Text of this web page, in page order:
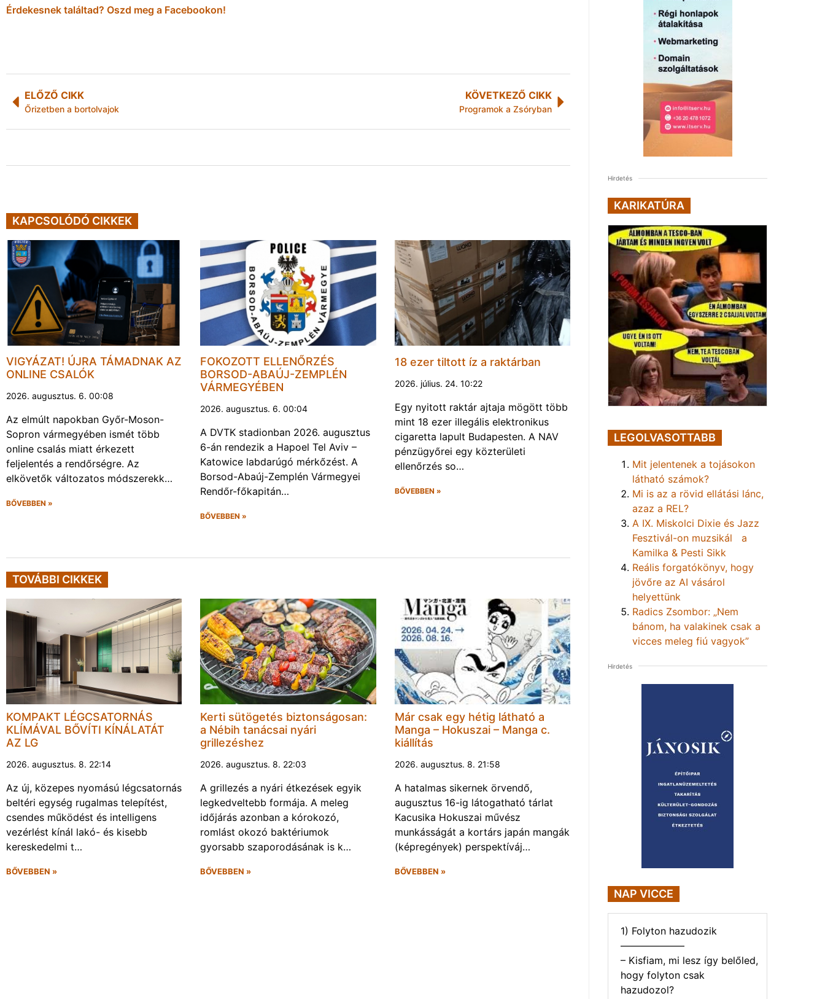
Érdekesnek találtad? Oszd meg a Facebookon!
ELŐZŐ CIKK
Őrizetben a bortolvajok
KÖVETKEZŐ CIKK
Programok a Zsóryban
KAPCSOLÓDÓ CIKKEK
VIGYÁZAT! ÚJRA TÁMADNAK AZ
ONLINE CSALÓK
2026. augusztus. 6. 00:08
Az elmúlt napokban Győr-Moson-
Sopron vármegyében ismét több
online csalás miatt érkezett
feljelentés a rendőrségre. Az
elkövetők változatos módszerekk…
BŐVEBBEN »
FOKOZOTT ELLENŐRZÉS
BORSOD-ABAÚJ-ZEMPLÉN
VÁRMEGYÉBEN
2026. augusztus. 6. 00:04
A DVTK stadionban 2026. augusztus
6-án rendezik a Hapoel Tel Aviv –
Katowice labdarúgó mérkőzést. A
Borsod-Abaúj-Zemplén Vármegyei
Rendőr-főkapitán…
BŐVEBBEN »
18 ezer tiltott íz a raktárban
2026. július. 24. 10:22
Egy nyitott raktár ajtaja mögött több
mint 18 ezer illegális elektronikus
cigaretta lapult Budapesten. A NAV
pénzügyőrei egy közterületi
ellenőrzés so…
BŐVEBBEN »
TOVÁBBI CIKKEK
KOMPAKT LÉGCSATORNÁS
KLÍMÁVAL BŐVÍTI KÍNÁLATÁT
AZ LG
2026. augusztus. 8. 22:14
Az új, közepes nyomású légcsatornás
beltéri egység rugalmas telepítést,
csendes működést és intelligens
vezérlést kínál lakó- és kisebb
kereskedelmi t…
BŐVEBBEN »
Kerti sütögetés biztonságosan:
a Nébih tanácsai nyári
grillezéshez
2026. augusztus. 8. 22:03
A grillezés a nyári étkezések egyik
legkedveltebb formája. A meleg
időjárás azonban a kórokozó,
romlást okozó baktériumok
gyorsabb szaporodásának is k…
BŐVEBBEN »
Már csak egy hétig látható a
Manga – Hokuszai – Manga c.
kiállítás
2026. augusztus. 8. 21:58
A hatalmas sikernek örvendő,
augusztus 16-ig látogatható tárlat
Kacusika Hokuszai művész
munkásságát a kortárs japán mangák
(képregények) perspektíváj…
BŐVEBBEN »
Hirdetés
KARIKATÚRA
LEGOLVASOTTABB
Mit jelentenek a tojásokon
látható számok?
Mi is az a rövid ellátási lánc,
azaz a REL?
A IX. Miskolci Dixie és Jazz
Fesztivál-on muzsikál a
Kamilka & Pesti Sikk
Reális forgatókönyv, hogy
jövőre az AI vásárol
helyettünk
Radics Zsombor: „Nem
bánom, ha valakinek csak a
vicces meleg fiú vagyok”
Hirdetés
NAP VICCE
1) Folyton hazudozik
——————–
– Kisfiam, mi lesz így belőled,
hogy folyton csak
hazudozol?